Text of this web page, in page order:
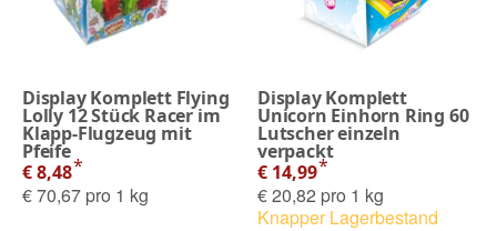
Display Komplett Flying
Lolly 12 Stück Racer im
Klapp-Flugzeug mit
Pfeife
€ 8,48*
€ 70,67 pro 1 kg
Display Komplett
Unicorn Einhorn Ring 60
Lutscher einzeln
verpackt
€ 14,99*
€ 20,82 pro 1 kg
Knapper Lagerbestand